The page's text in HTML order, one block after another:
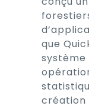
que
création